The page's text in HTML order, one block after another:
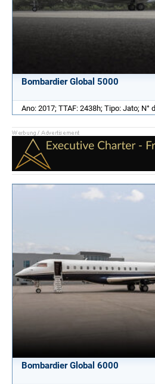
Bombardier Global 5000
Ano: 2017; TTAF: 2438h; Tipo: Jato; N°
Bombardier Global 6000